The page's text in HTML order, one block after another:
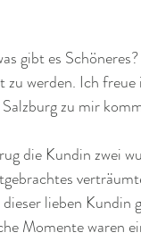
gibt es
werden. Ich
zu mir
die Kundin zwei
lieben Kundin
Momente waren